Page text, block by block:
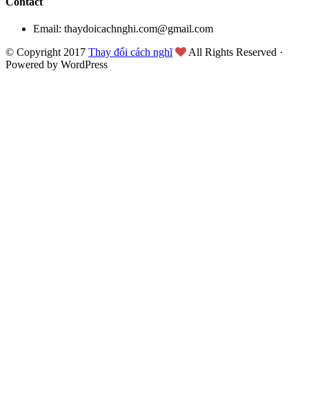
Email: thaydoicachnghi.com@gmail.com
© Copyright 2017 Thay đổi cách nghĩ
All Rights Reserved ·
Powered by WordPress